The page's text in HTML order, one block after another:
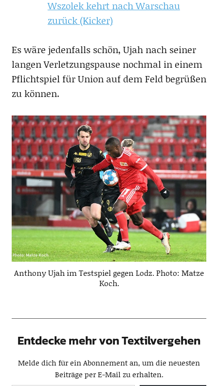
Wszolek kehrt nach Warschau
zurück (Kicker)
Es wäre jedenfalls schön, Ujah nach seiner
langen Verletzungspause nochmal in einem
Pflichtspiel für Union auf dem Feld begrüßen
zu können.
Anthony Ujah im Testspiel gegen Lodz. Photo: Matze
Koch.
Entdecke mehr von Textilvergehen
Melde dich für ein Abonnement an, um die neuesten
Beiträge per E-Mail zu erhalten.